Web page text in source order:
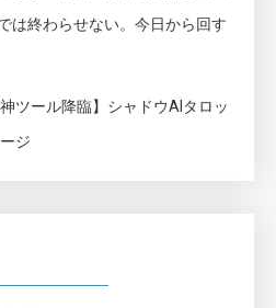
は終わらせない。今日から回す
ツール降臨】シャドウAIタロッ
ジ